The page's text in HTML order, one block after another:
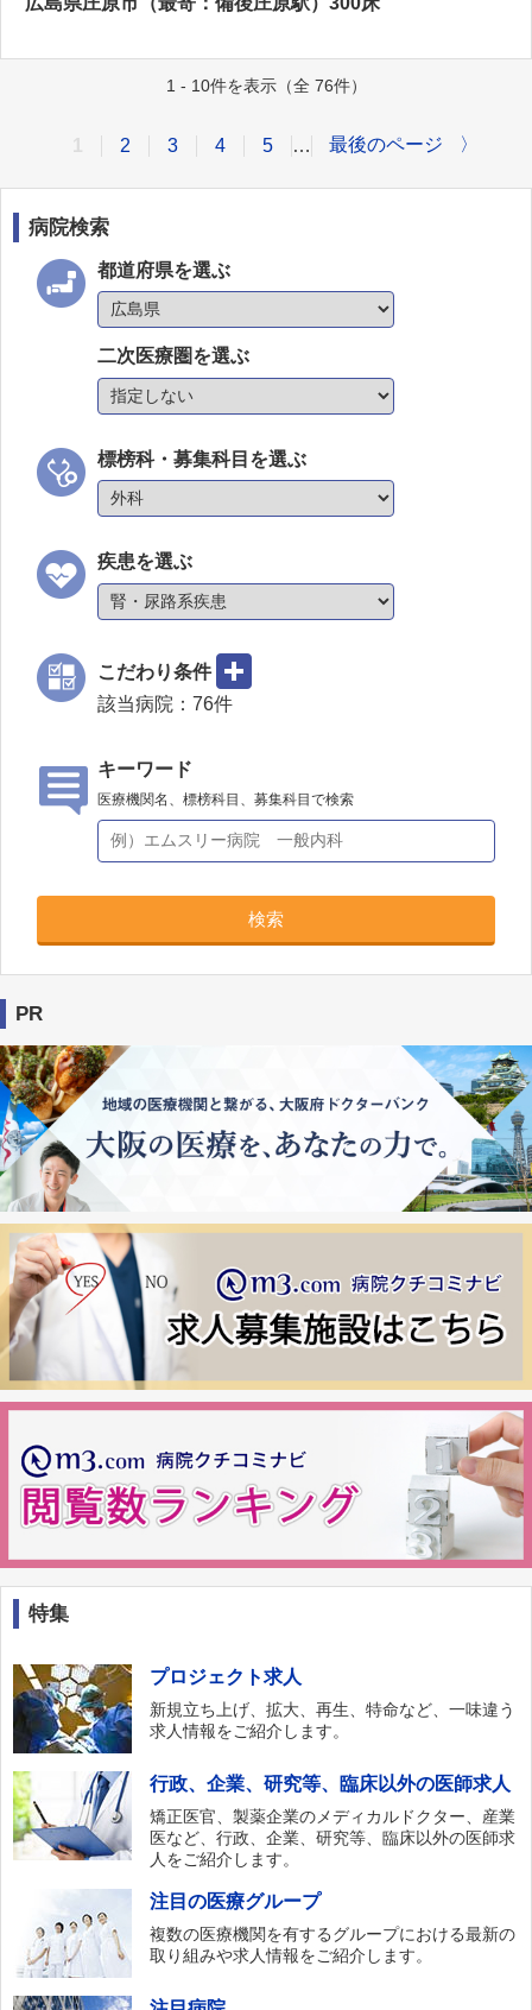
1 - 10件を表示（全 76件）
2 3 4 5 … 最後のページ 〉
病院検索
都道府県を選ぶ
二次医療圏を選ぶ
標榜科・募集科目を選ぶ
疾患を選ぶ
こだわり条件
該当病院： 76件
キーワード
医療機関名、標榜科目、募集科目で検索
検索
PR
特集
プロジェクト求人
新規立ち上げ、拡大、再生、特命など、一味違う
求人情報をご紹介します。
行政、企業、研究等、臨床以外の医師求人
矯正医官、製薬企業のメディカルドクター、産業
医など、行政、企業、研究等、臨床以外の医師求
人をご紹介します。
注目の医療グループ
複数の医療機関を有するグループにおける最新の
取り組みや求人情報をご紹介します。